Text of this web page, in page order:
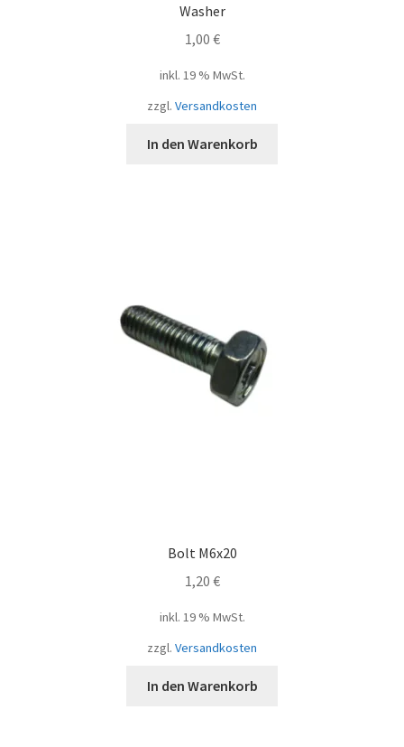
Washer
1,00 €
inkl. 19 % MwSt.
zzgl. Versandkosten
In den Warenkorb
Bolt M6x20
1,20 €
inkl. 19 % MwSt.
zzgl. Versandkosten
In den Warenkorb